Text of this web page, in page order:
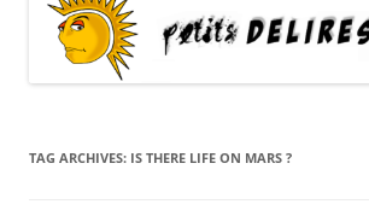
TAG ARCHIVES: IS THERE LIFE ON MARS ?